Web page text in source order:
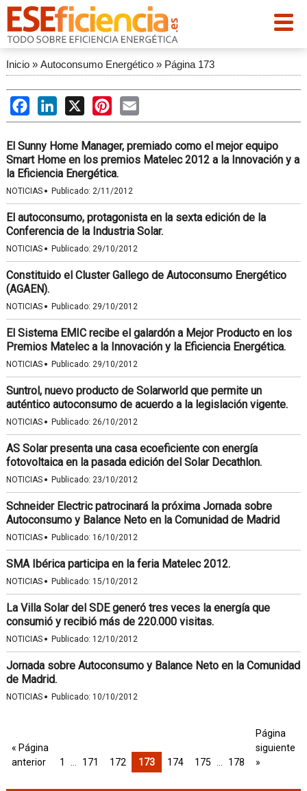
Inicio» Autoconsumo Energético» Página 173
FacebookLinkedIn
X PinterestEmail
El Sunny Home Manager, premiado como el mejor equipo
Smart Home en los premios Matelec 2012 a la Innovación y a
la Eficiencia Energética.
NOTICIAS · Publicado: 2/11/2012
El autoconsumo, protagonista en la sexta edición de la
Conferencia de la Industria Solar.
NOTICIAS · Publicado: 29/10/2012
Constituido el Cluster Gallego de Autoconsumo Energético
(AGAEN).
NOTICIAS · Publicado: 29/10/2012
El Sistema EMIC recibe el galardón a Mejor Producto en los
Premios Matelec a la Innovación y la Eficiencia Energética.
NOTICIAS · Publicado: 29/10/2012
Suntrol, nuevo producto de Solarworld que permite un
auténtico autoconsumo de acuerdo a la legislación vigente.
NOTICIAS · Publicado: 26/10/2012
AS Solar presenta una casa ecoeficiente con energía
fotovoltaica en la pasada edición del Solar Decathlon.
NOTICIAS · Publicado: 23/10/2012
Schneider Electric patrocinará la próxima Jornada sobre
Autoconsumo y Balance Neto en la Comunidad de Madrid
NOTICIAS · Publicado: 16/10/2012
SMA Ibérica participa en la feria Matelec 2012.
NOTICIAS · Publicado: 15/10/2012
La Villa Solar del SDE generó tres veces la energía que
consumió y recibió más de 220.000 visitas.
NOTICIAS · Publicado: 12/10/2012
Jornada sobre Autoconsumo y Balance Neto en la Comunidad
de Madrid.
NOTICIAS · Publicado: 10/10/2012
« Página
anterior
1 171 172 173 174 175 178
Página
siguiente
»